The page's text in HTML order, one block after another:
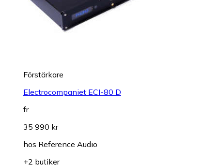
Förstärkare
Electrocompaniet ECI-80 D
fr.
35 990 kr
hos Reference Audio
+2 butiker